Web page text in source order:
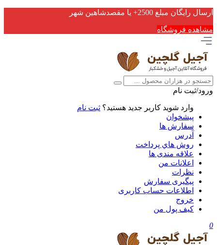
ارسال رایگان مبلغ 2500+ یا مقصدشاهین شهر
مشاهده فروشگاه
ورود/ثبت نام
وارد شوید کاربر جدید هستید؟ ثبت نام
پیشخوان
سفارش ها
آدرس
روش هاي پرداخت
علاقه مندی ها
اعلانات من
نظرات
پیگیری سفارش
اطلاعات حساب كاربری
خروج
کیف پول من
0